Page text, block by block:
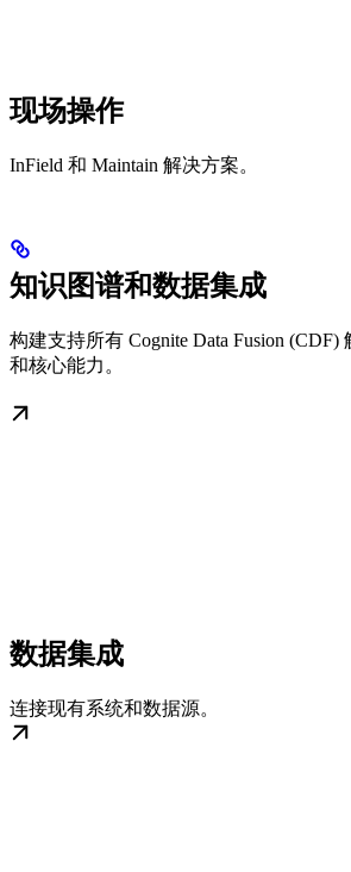
现场操作
InField 和 Maintain 解决方案。
知识图谱和数据集成
构建支持所有 Cognite Data Fusion
和核心能力。
数据集成
连接现有系统和数据源。